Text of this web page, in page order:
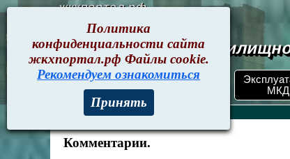
ЖКХпортал.рф
МКД
Документы
жкхпортал.рф
Письма > Март 2026
Комментарии.
Политика
конфиденциальности сайта
жкхпортал.рф Файлы cookie.
Рекомендуем ознакомиться
Принять